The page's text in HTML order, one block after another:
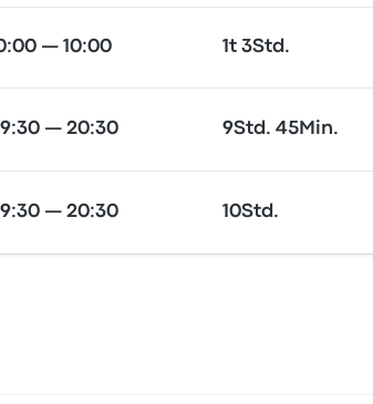
— 10:00 1t 3Std.
— 20:30 9Std. 45Min.
— 20:30 10Std.